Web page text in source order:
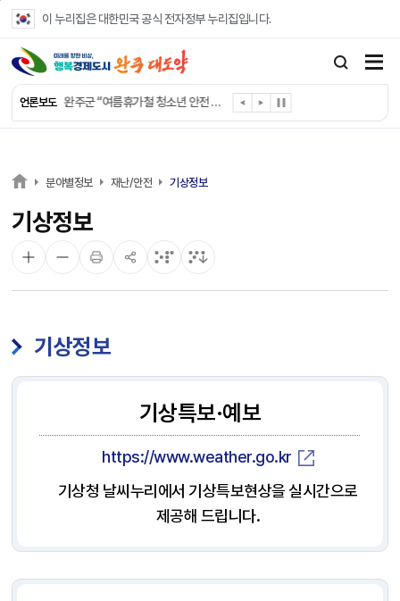
이 누리집은 대한민국 공식 전자정부 누리집입니다.
언론보도
완주군, ‘수의계약 총량제’ 개편 운영
완주군 청소년, 초록우산 지원으로 치과 치료
완주군, 모바일 헬스케어 “내 건강 변화 직접 확인”
완주군 “여름휴가철 청소년 안전 지킨다”
완주 청소년, 삼성 임직원 만나 미래 진로 그린다
분야별정보 재난/안전 기상정보
기상정보
기상정보
기상특보·예보
https://www.weather.go.kr
기상청 날씨누리에서 기상특보현상을 실시간으로
제공해 드립니다.